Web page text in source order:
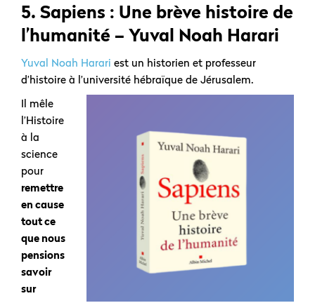
5. Sapiens : Une brève histoire de
l’humanité – Yuval Noah Harari
Yuval Noah Harari est un historien et professeur
d’histoire à l’université hébraïque de Jérusalem.
Il mêle
l’Histoire
à la
science
pour
remettre
en cause
tout ce
que nous
pensions
savoir
sur